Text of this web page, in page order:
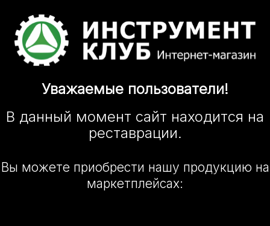
Уважаемые пользователи!
В данный момент сайт находится на
реставрации.
Вы можете приобрести нашу продукцию на
маркетплейсах: